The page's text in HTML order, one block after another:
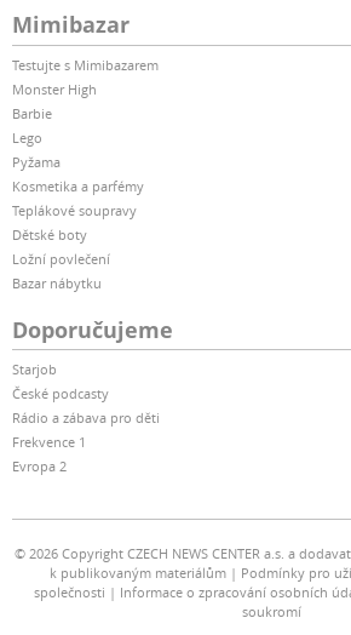
Mimibazar
Testujte s Mimibazarem
Monster High
Barbie
Lego
Pyžama
Kosmetika a parfémy
Teplákové soupravy
Dětské boty
Ložní povlečení
Bazar nábytku
Doporučujeme
Starjob
České podcasty
Rádio a zábava pro děti
Frekvence 1
Evropa 2
© 2026 Copyright CZECH NEWS CENTER a.s. a
k publikovaným materiálům
Podmínky pro
společnosti
Informace o zpracování osobních
soukromí